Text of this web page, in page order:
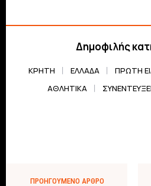
Δημοφιλής
ΚΡΗΤΗ ΕΛΛΆΔΑ ΠΡΏΤΗ
ΑΘΛΗΤΙΚΆ
ΠΡΟΗΓΟΎΜΕΝΟ ΆΡΘΡΟ